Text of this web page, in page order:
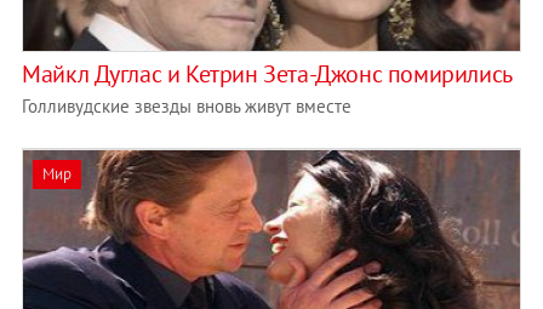
Майкл Дуглас и Кетрин Зета-Джонс помирились
Голливудские звезды вновь живут вместе
Мир